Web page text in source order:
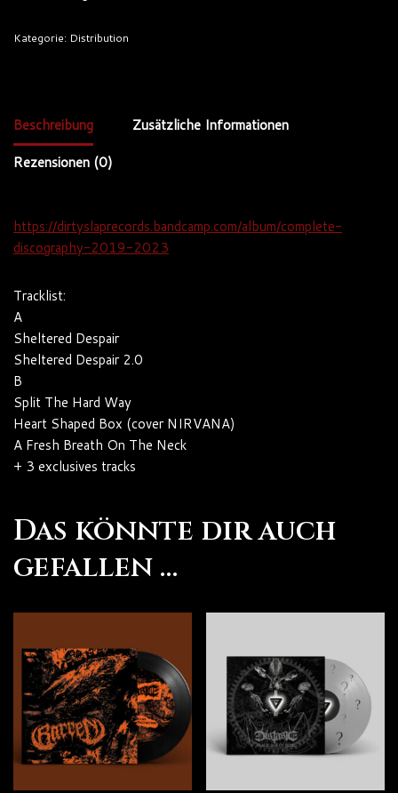
Kategorie: Distribution
Beschreibung
Zusätzliche Informationen
Rezensionen (0)
https://dirtyslaprecords.bandcamp.com/album/complete-
discography-2019-2023
Tracklist:
A
Sheltered Despair
Sheltered Despair 2.0
B
Split The Hard Way
Heart Shaped Box (cover NIRVANA)
A Fresh Breath On The Neck
+ 3 exclusives tracks
Das könnte dir auch
gefallen …